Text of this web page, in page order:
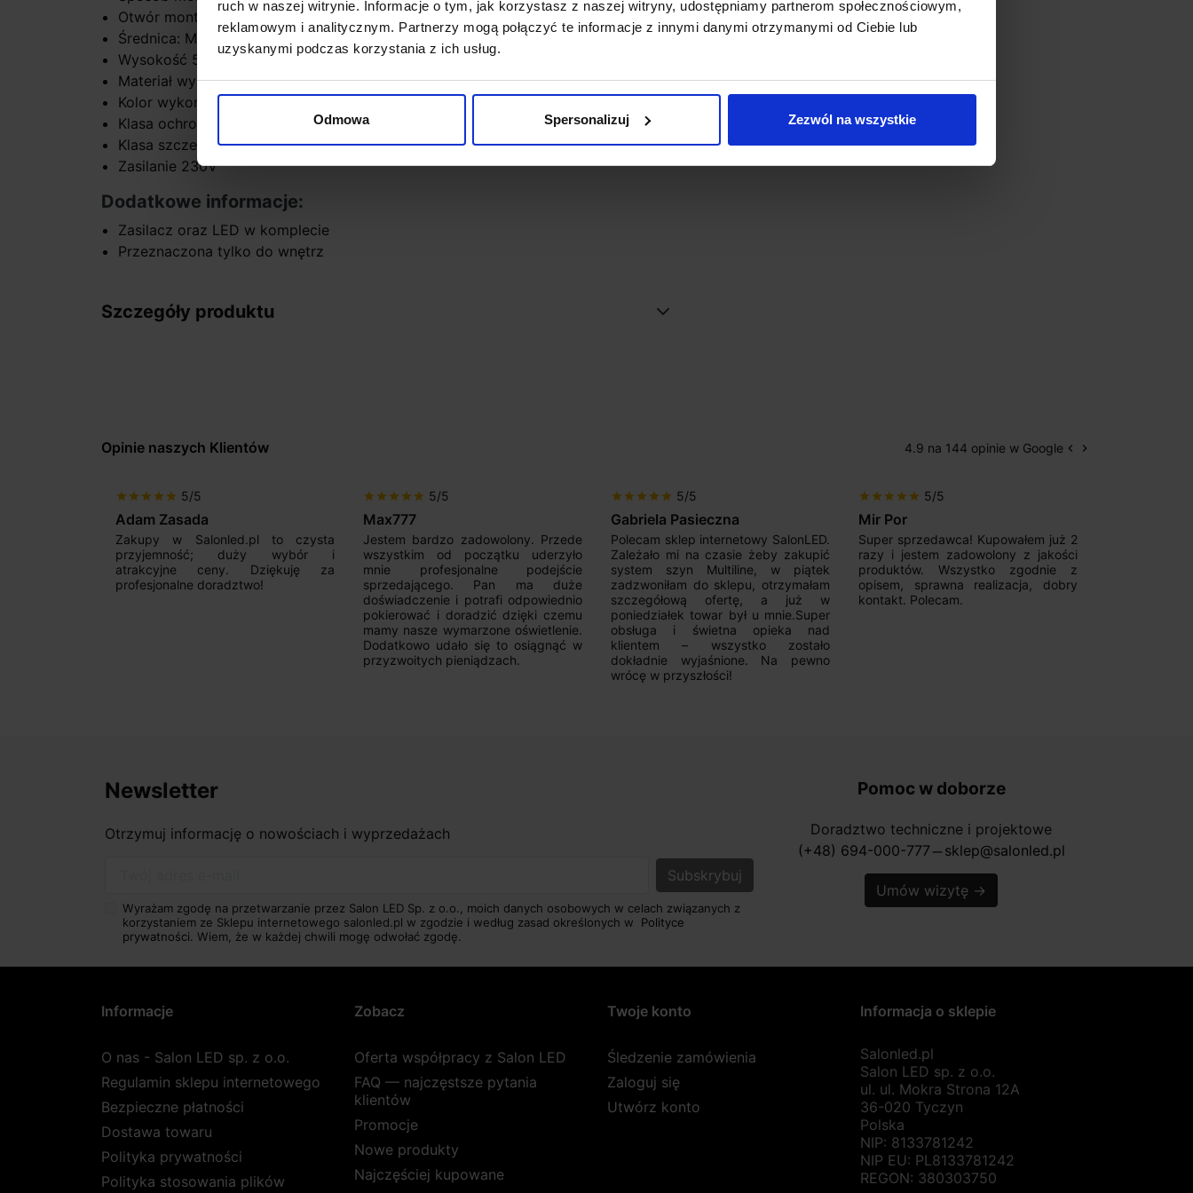
ruch w naszej witrynie. Informacje o tym, jak korzystasz z naszej witryny, udostępniamy partnerom społecznościowym,
reklamowym i analitycznym. Partnerzy mogą połączyć te informacje z innymi danymi otrzymanymi od Ciebie lub
uzyskanymi podczas korzystania z ich usług.
Odmowa Spersonalizuj Zezwól na wszystkie
Otwór montażowy - uzależniony od rozmiaru
Średnica: M-10,5cm; L-12,8cm lub XL-17,5cm
Wysokość 5,9cm
Materiał wykonania: aluminium + tworzywo
Kolor wykończenia: czarny, biały, złoty
Klasa ochrony: I
Klasa szczelności: IP44/20
Zasilanie 230V
Dodatkowe informacje:
Zasilacz oraz LED w komplecie
Przeznaczona tylko do wnętrz
Szczegóły produktu
Opinie naszych Klientów 4.9 na 144 opinie w Google Poprzedni
keyboard_arrow_left Następny
keyboard_arrow_right
star star star star star 5/5
Adam Zasada
Zakupy w Salonled.pl to czysta
przyjemność; duży wybór i
atrakcyjne ceny. Dziękuję za
profesjonalne doradztwo!
star star star star star 5/5
Max777
Jestem bardzo zadowolony. Przede
wszystkim od początku uderzyło
mnie profesjonalne podejście
sprzedającego. Pan ma duże
doświadczenie i potrafi odpowiednio
pokierować i doradzić dzięki czemu
mamy nasze wymarzone oświetlenie.
Dodatkowo udało się to osiągnąć w
przyzwoitych pieniądzach.
star star star star star 5/5
Gabriela Pasieczna
Polecam sklep internetowy SalonLED.
Zależało mi na czasie żeby zakupić
system szyn Multiline, w piątek
zadzwoniłam do sklepu, otrzymałam
szczegółową ofertę, a już w
poniedziałek towar był u mnie.Super
obsługa i świetna opieka nad
klientem – wszystko zostało
dokładnie wyjaśnione. Na pewno
wrócę w przyszłości!
star star star star star 5/5
Mir Por
Super sprzedawca! Kupowałem już 2
razy i jestem zadowolony z jakości
produktów. Wszystko zgodnie z
opisem, sprawna realizacja, dobry
kontakt. Polecam.
Newsletter
Otrzymuj informację o nowościach i wyprzedażach
Wyrażam zgodę na przetwarzanie przez Salon LED Sp. z o.o., moich danych osobowych w celach związanych z
korzystaniem ze Sklepu internetowego salonled.pl w zgodzie i według zasad określonych w Polityce
prywatności. Wiem, że w każdej chwili mogę odwołać zgodę.
Pomoc w doborze
Doradztwo techniczne i projektowe
(+48) 694-000-777 horizontal_rule sklep@salonled.pl
Umów wizytę →
Informacje
O nas - Salon LED sp. z o.o.
Regulamin sklepu internetowego
Bezpieczne płatności
Dostawa towaru
Polityka prywatności
Polityka stosowania plików
Zobacz
Oferta współpracy z Salon LED
FAQ — najczęstsze pytania
klientów
Promocje
Nowe produkty
Najczęściej kupowane
Twoje konto
Śledzenie zamówienia
Zaloguj się
Utwórz konto
Informacja o sklepie
Salonled.pl
Salon LED sp. z o.o.
ul. ul. Mokra Strona 12A
36-020 Tyczyn
Polska
NIP: 8133781242
NIP EU: PL8133781242
REGON: 380303750